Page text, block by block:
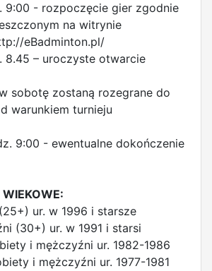
9:00 - rozpoczęcie gier zgodnie
na witrynie
eBadminton.pl/
8.45 – uroczyste otwarcie
sobotę zostaną rozegrane do
warunkiem turnieju
9:00 - ewentualne dokończenie
ur. w 1996 i starsze
(30+) ur. w 1991 i starsi
i mężczyźni ur. 1982-1986
i mężczyźni ur. 1977-1981